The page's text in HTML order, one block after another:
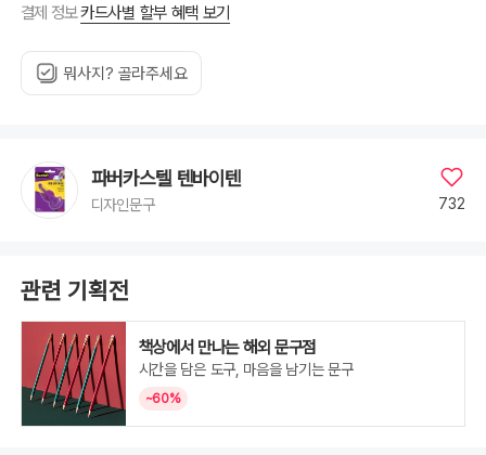
결제 정보카드사별 할부 혜택 보기
뭐사지? 골라주세요
파버카스텔 텐바이텐
디자인문구 732
관련 기획전
책상에서 만나는 해외 문구점
시간을 담은 도구, 마음을 남기는 문구
~60%